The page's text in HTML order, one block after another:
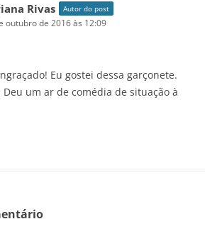
Rivas Autor do post
outubro de 2016 às 12:09
Eu gostei dessa garçonete.
um ar de comédia de situação à